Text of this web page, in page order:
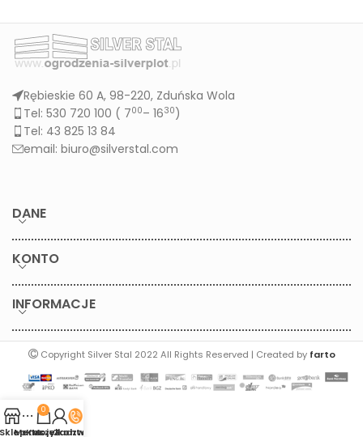
Rębieskie 60 A, 98-220, Zduńska Wola
Tel: 530 720 100 ( 700– 1630)
Tel: 43 825 13 84
email: biuro@silverstal.com
DANE
KONTO
INFORMACJE
Copyright Silver Stal 2022 All Rights Reserved | Created by farto
Menu
0
Koszyk
Moje konto
Zadzwoń